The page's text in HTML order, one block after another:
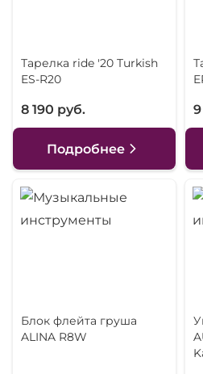
Тарелка ride '20 Turkish
ES-R20
8 190 руб.
Подробнее
Блок флейта груша
ALINA R8W